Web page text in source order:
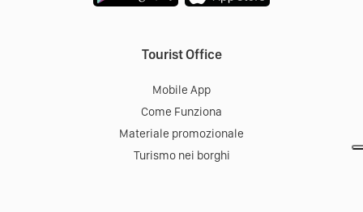
Tourist Office
Mobile App
Come Funziona
Materiale promozionale
Turismo nei borghi